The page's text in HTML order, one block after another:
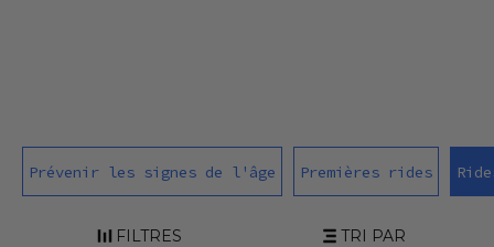
Prévenir les signes de l'âge Premières rides
FILTRES TRI PAR